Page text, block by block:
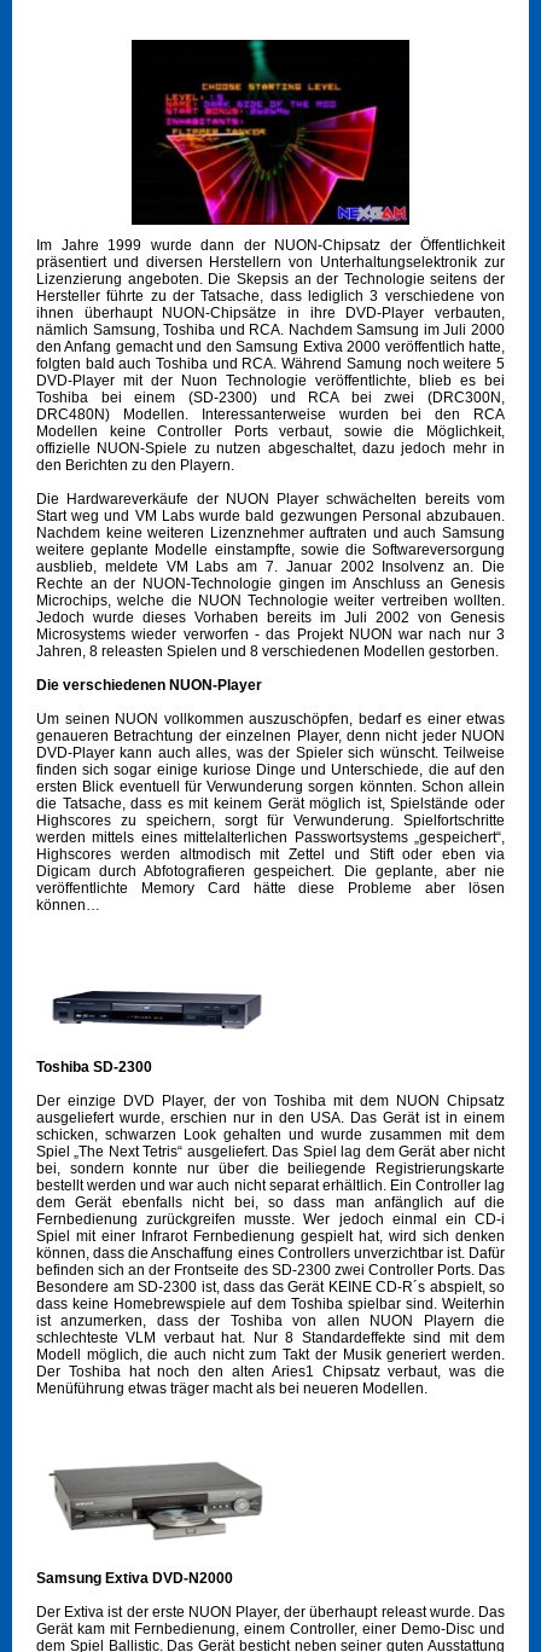
Im Jahre 1999 wurde dann der NUON-Chipsatz der Öffentlichkeit
präsentiert und diversen Herstellern von Unterhaltungselektronik zur
Lizenzierung angeboten. Die Skepsis an der Technologie seitens der
Hersteller führte zu der Tatsache, dass lediglich 3 verschiedene von
ihnen überhaupt NUON-Chipsätze in ihre DVD-Player verbauten,
nämlich Samsung, Toshiba und RCA. Nachdem Samsung im Juli 2000
den Anfang gemacht und den Samsung Extiva 2000 veröffentlich hatte,
folgten bald auch Toshiba und RCA. Während Samung noch weitere 5
DVD-Player mit der Nuon Technologie veröffentlichte, blieb es bei
Toshiba bei einem (SD-2300) und RCA bei zwei (DRC300N,
DRC480N) Modellen. Interessanterweise wurden bei den RCA
Modellen keine Controller Ports verbaut, sowie die Möglichkeit,
offizielle NUON-Spiele zu nutzen abgeschaltet, dazu jedoch mehr in
den Berichten zu den Playern.
Die Hardwareverkäufe der NUON Player schwächelten bereits vom
Start weg und VM Labs wurde bald gezwungen Personal abzubauen.
Nachdem keine weiteren Lizenznehmer auftraten und auch Samsung
weitere geplante Modelle einstampfte, sowie die Softwareversorgung
ausblieb, meldete VM Labs am 7. Januar 2002 Insolvenz an. Die
Rechte an der NUON-Technologie gingen im Anschluss an Genesis
Microchips, welche die NUON Technologie weiter vertreiben wollten.
Jedoch wurde dieses Vorhaben bereits im Juli 2002 von Genesis
Microsystems wieder verworfen - das Projekt NUON war nach nur 3
Jahren, 8 releasten Spielen und 8 verschiedenen Modellen gestorben.
Die verschiedenen NUON-Player
Um seinen NUON vollkommen auszuschöpfen, bedarf es einer etwas
genaueren Betrachtung der einzelnen Player, denn nicht jeder NUON
DVD-Player kann auch alles, was der Spieler sich wünscht. Teilweise
finden sich sogar einige kuriose Dinge und Unterschiede, die auf den
ersten Blick eventuell für Verwunderung sorgen könnten. Schon allein
die Tatsache, dass es mit keinem Gerät möglich ist, Spielstände oder
Highscores zu speichern, sorgt für Verwunderung. Spielfortschritte
werden mittels eines mittelalterlichen Passwortsystems „gespeichert“,
Highscores werden altmodisch mit Zettel und Stift oder eben via
Digicam durch Abfotografieren gespeichert. Die geplante, aber nie
veröffentlichte Memory Card hätte diese Probleme aber lösen
können…
Toshiba SD-2300
Der einzige DVD Player, der von Toshiba mit dem NUON Chipsatz
ausgeliefert wurde, erschien nur in den USA. Das Gerät ist in einem
schicken, schwarzen Look gehalten und wurde zusammen mit dem
Spiel „The Next Tetris“ ausgeliefert. Das Spiel lag dem Gerät aber nicht
bei, sondern konnte nur über die beiliegende Registrierungskarte
bestellt werden und war auch nicht separat erhältlich. Ein Controller lag
dem Gerät ebenfalls nicht bei, so dass man anfänglich auf die
Fernbedienung zurückgreifen musste. Wer jedoch einmal ein CD-i
Spiel mit einer Infrarot Fernbedienung gespielt hat, wird sich denken
können, dass die Anschaffung eines Controllers unverzichtbar ist. Dafür
befinden sich an der Frontseite des SD-2300 zwei Controller Ports. Das
Besondere am SD-2300 ist, dass das Gerät KEINE CD-R´s abspielt, so
dass keine Homebrewspiele auf dem Toshiba spielbar sind. Weiterhin
ist anzumerken, dass der Toshiba von allen NUON Playern die
schlechteste VLM verbaut hat. Nur 8 Standardeffekte sind mit dem
Modell möglich, die auch nicht zum Takt der Musik generiert werden.
Der Toshiba hat noch den alten Aries1 Chipsatz verbaut, was die
Menüführung etwas träger macht als bei neueren Modellen.
Samsung Extiva DVD-N2000
Der Extiva ist der erste NUON Player, der überhaupt releast wurde. Das
Gerät kam mit Fernbedienung, einem Controller, einer Demo-Disc und
dem Spiel Ballistic. Das Gerät besticht neben seiner guten Ausstattung